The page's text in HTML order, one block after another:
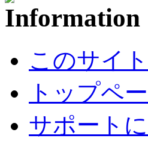
このサイ
トップペ
サポート